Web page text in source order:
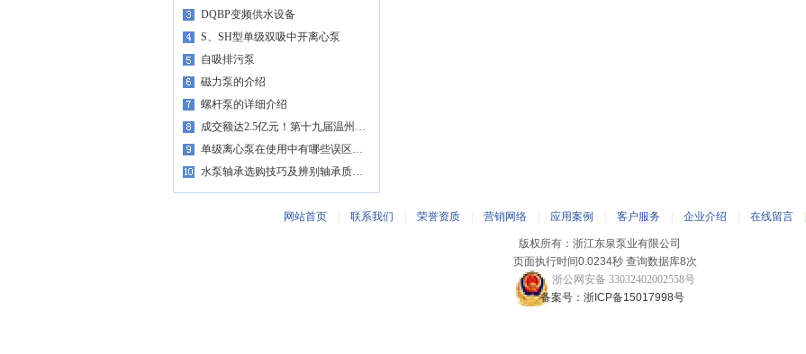
DQBP变频供水设备
S、SH型单级双吸中开离心泵
自吸排污泵
磁力泵的介绍
螺杆泵的详细介绍
成交额达2.5亿元！第十九届温州…
单级离心泵在使用中有哪些误区…
水泵轴承选购技巧及辨别轴承质…
网站首页 联系我们 荣誉资质 营销网络 应用案例 客户服务 企业介绍 在线留言
版权所有：浙江东泉泵业有限公司
页面执行时间0.0234秒 查询数据库8次
浙公网安备 33032402002558号
备案号：浙ICP备15017998号